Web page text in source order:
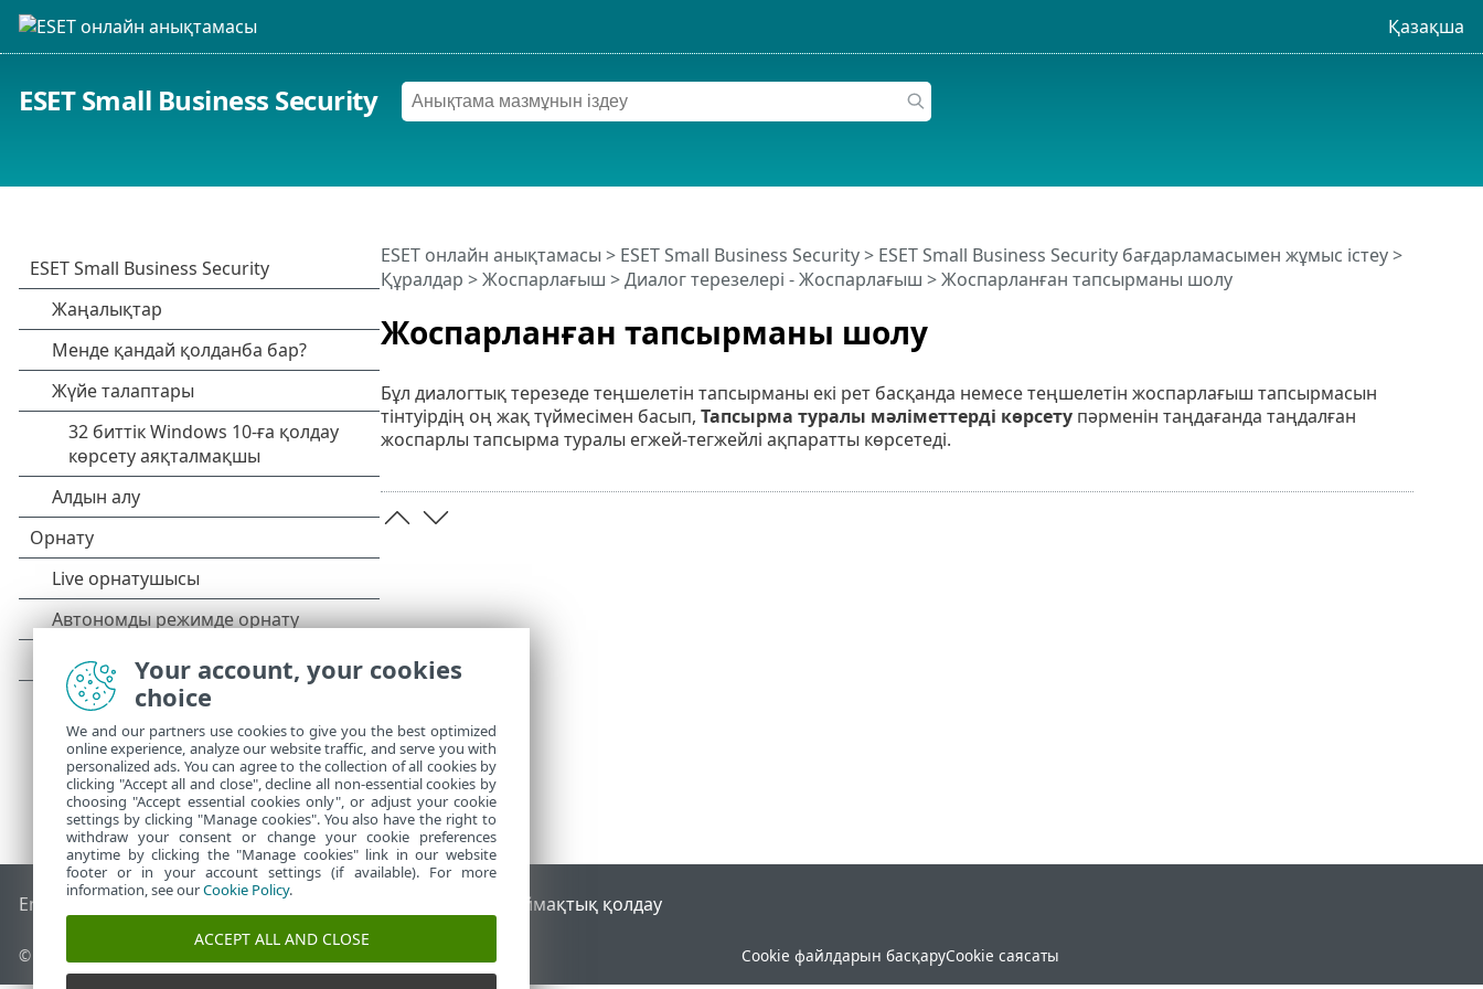
Қазақша
ESET Small Business Security
Жоспарланған тапсырманы шолу
ESET онлайн анықтамасы > ESET Small Business Security> ESET Small Business Security бағдарламасымен жұмыс істеу>
Құралдар >Жоспарлағыш > Диалог терезелері - Жоспарлағыш > Жоспарланған тапсырманы шолу
Бұл диалогтық терезеде теңшелетін тапсырманы екі рет басқанда немесе теңшелетін жоспарлағыш тапсырмасын
тінтуірдің оң жақ түймесімен басып, Тапсырма туралы мәліметтерді көрсетупәрменін таңдағанда таңдалған
жоспарлы тапсырма туралы егжей-тегжейлі ақпаратты көрсетеді.
End of Life ESET білім қоры ESET форумы Аймақтық қолдау
© 1992 - 2026 ESET, spol. s r.o. - Барлық құқықтары қорғалған. Cookie файлдарын басқаруCookie саясаты
Your account, your cookies
choice
We and our partners use cookies to give you the best optimized
online experience, analyze our website traffic, and serve you with
personalized ads. You can agree to the collection of all cookies by
clicking "Accept all and close", decline all non-essential cookies by
choosing "Accept essential cookies only", or adjust your cookie
settings by clicking "Manage cookies". You also have the right to
withdraw your consent or change your cookie preferences
anytime by clicking the "Manage cookies" link in our website
footer or in your account settings (if available). For more
information, see ourCookie Policy.
ACCEPT ALL AND CLOSE